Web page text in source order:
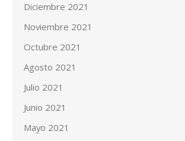
Diciembre 2021
Noviembre 2021
Octubre 2021
Agosto 2021
Julio 2021
Junio 2021
Mayo 2021